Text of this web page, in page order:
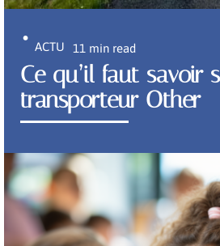
ACTU 11 min read
Ce qu’il faut savoir
transporteur Other